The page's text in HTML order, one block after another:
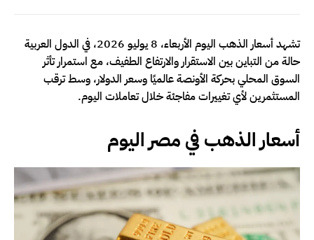
تشهد أسعار الذهب اليوم الأربعاء، 8 يوليو 2026، في الدول العربية
حالة من التباين بين الاستقرار والارتفاع الطفيف، مع استمرار تأثر
السوق المحلي بحركة الأونصة عالميًا وسعر الدولار، وسط ترقب
المستثمرين لأي تغييرات مفاجئة خلال تعاملات اليوم.
أسعار الذهب في مصر اليوم